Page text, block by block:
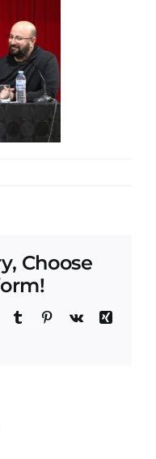
Choose
TumblrPinterest
Vk
Xing